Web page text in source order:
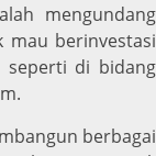
mengundang
mau berinvestasi
seperti di bidang
berbagai